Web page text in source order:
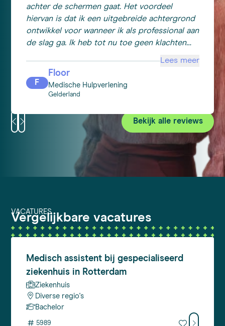
achter de schermen gaat. Het voordeel
hiervan is dat ik een uitgebreide achtergrond
ontwikkel voor wanneer ik als professional aan
de slag ga. Ik heb tot nu toe geen klachten
Lees meer
F
Floor
Medische Hulpverlening
Gelderland
Bekijk alle reviews
VACATURES
Vergelijkbare vacatures
Medischassistent bij gespecialiseerd
ziekenhuis in Rotterdam
Ziekenhuis
Diverse regio's
Bachelor
# 5989